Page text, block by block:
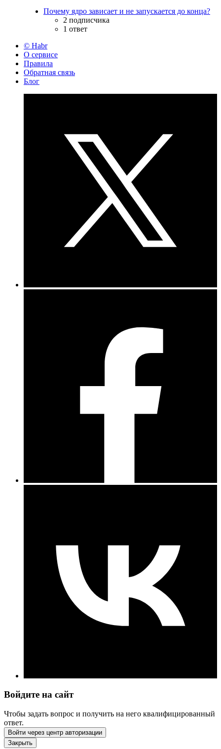
Почему ядро зависает и не запускается до конца?
2 подписчика
1 ответ
© Habr
О сервисе
Правила
Обратная связь
Блог
Войдите на сайт
Чтобы задать вопрос и получить на него квалифицированный
ответ.
Войти через центр авторизации
Закрыть